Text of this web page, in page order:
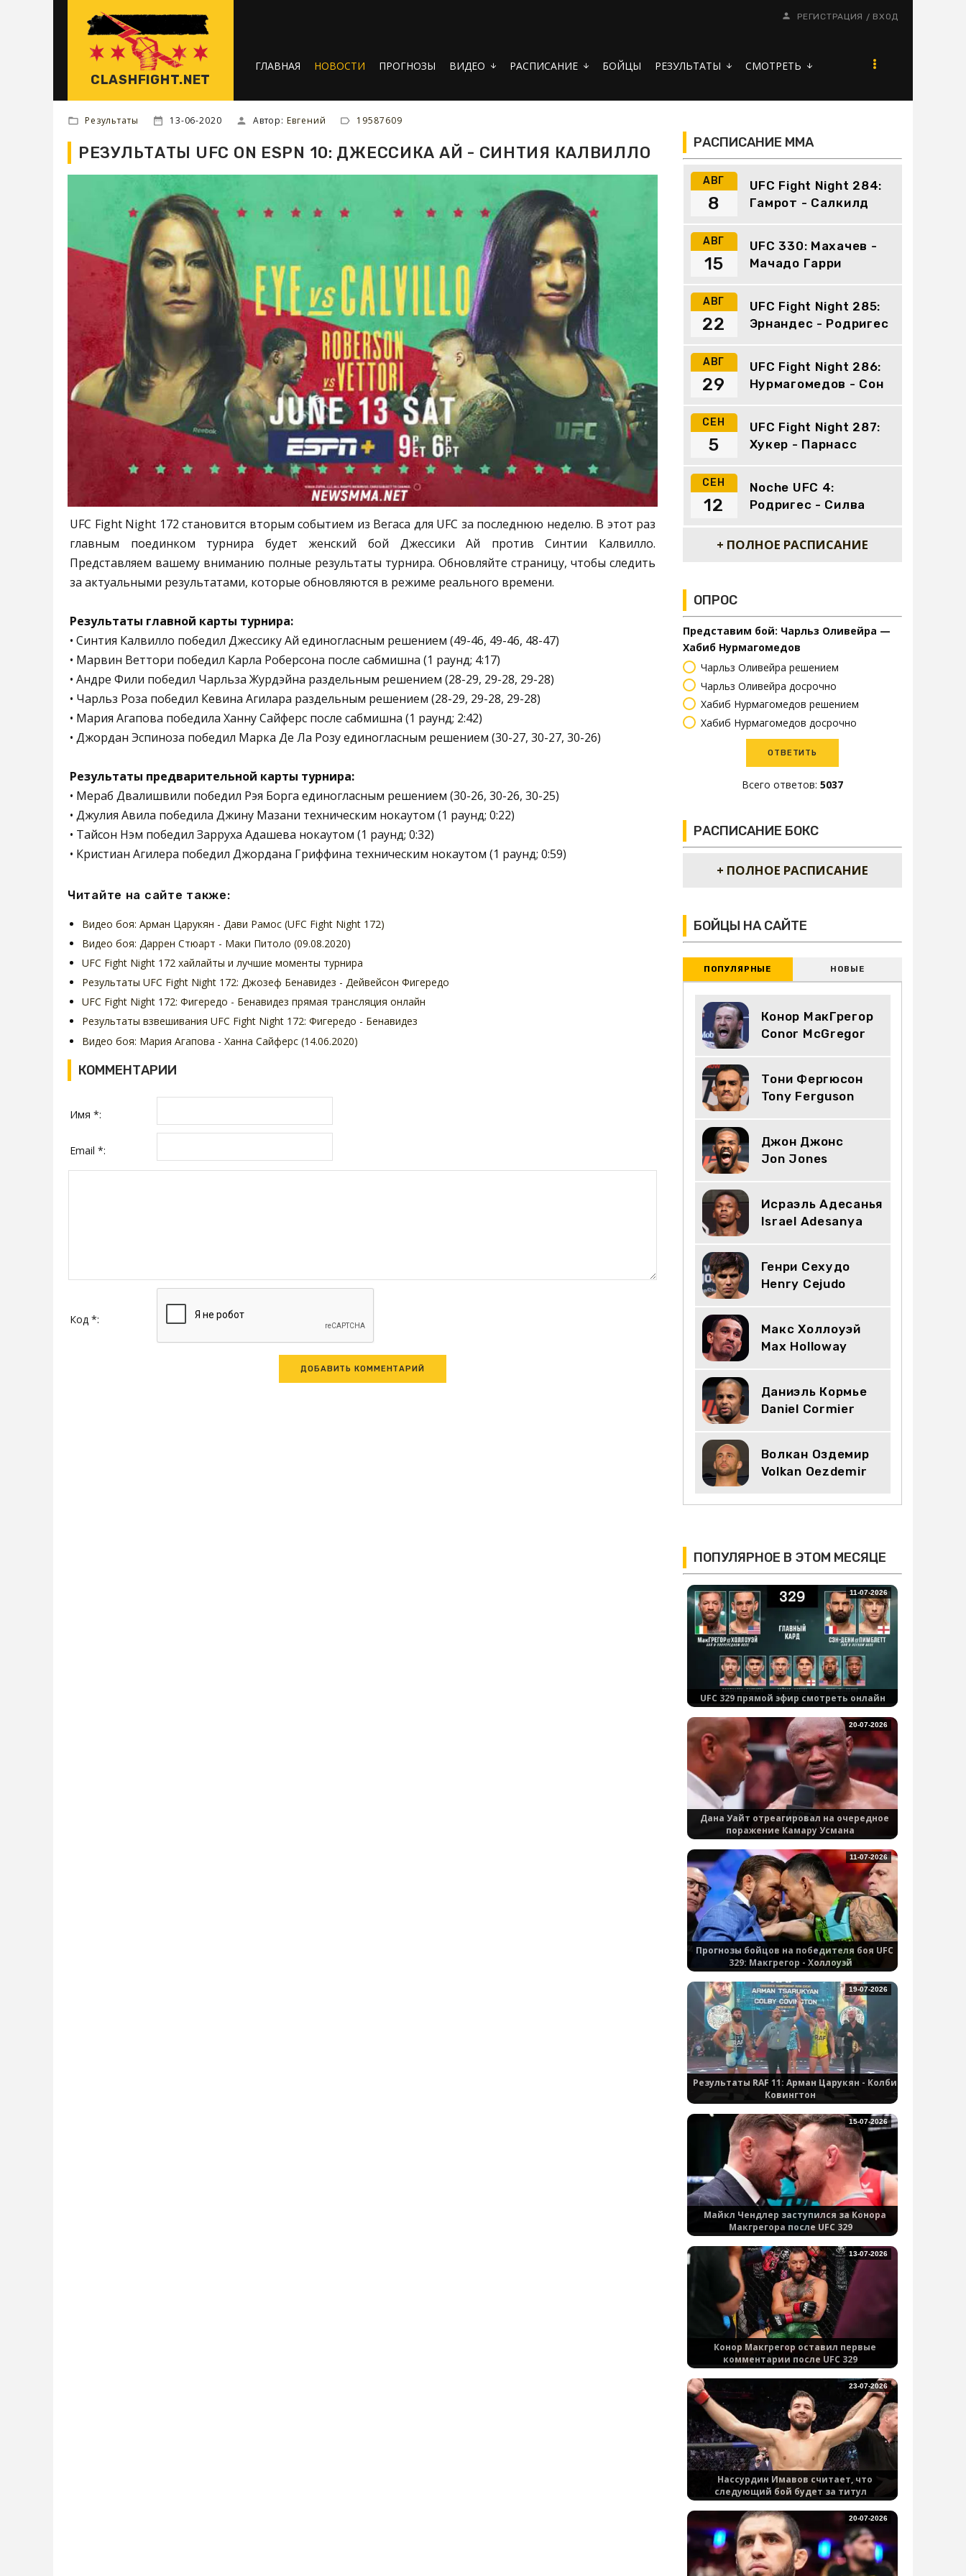
CLASHFIGHT.NET
РЕГИСТРАЦИЯ / ВХОД
ГЛАВНАЯ НОВОСТИ ПРОГНОЗЫ ВИДЕО arrow_downward РАСПИСАНИЕ arrow_downward БОЙЦЫ РЕЗУЛЬТАТЫ arrow_downward СМОТРЕТЬ arrow_downward
РАСПИСАНИЕ ММА
АВГ
UFC Fight Night 284:
Гамрот - Салкилд
8
АВГ
UFC 330: Махачев -
Мачадо Гарри
15
АВГ
UFC Fight Night 285:
Эрнандес - Родригес
22
АВГ
UFC Fight Night 286:
Нурмагомедов - Сон
29
СЕН
UFC Fight Night 287:
Хукер - Парнасс
5
СЕН
Noche UFC 4:
Родригес - Силва
12
+ ПОЛНОЕ РАСПИСАНИЕ
ОПРОС
Представим бой: Чарльз Оливейра —
Хабиб Нурмагомедов
Чарльз Оливейра решением
Чарльз Оливейра досрочно
Хабиб Нурмагомедов решением
Хабиб Нурмагомедов досрочно
Всего ответов:5037
РАСПИСАНИЕ БОКС
+ ПОЛНОЕ РАСПИСАНИЕ
БОЙЦЫ НА САЙТЕ
ПОПУЛЯРНЫЕ НОВЫЕ
Конор МакГрегор
Conor McGregor
Тони Фергюсон
Tony Ferguson
Джон Джонс
Jon Jones
Исраэль Адесанья
Israel Adesanya
Генри Сехудо
Henry Cejudo
Макс Холлоуэй
Max Holloway
Даниэль Кормье
Daniel Cormier
Волкан Оздемир
Volkan Oezdemir
ПОПУЛЯРНОЕ В ЭТОМ МЕСЯЦЕ
UFC 329 прямой эфир смотреть онлайн
11-07-2026
Дана Уайт отреагировал на очередное
поражение Камару Усмана
20-07-2026
Прогнозы бойцов на победителя боя UFC
329: Макгрегор - Холлоуэй
11-07-2026
Результаты RAF 11: Арман Царукян - Колби
Ковингтон
19-07-2026
Майкл Чендлер заступился за Конора
Макгрегора после UFC 329
15-07-2026
Конор Макгрегор оставил первые
комментарии после UFC 329
13-07-2026
Нассурдин Имавов считает, что
следующий бой будет за титул
23-07-2026
20-07-2026
Результаты 13-06-2020 Автор:Евгений 19587609
РЕЗУЛЬТАТЫ UFC ON ESPN 10: ДЖЕССИКА АЙ - СИНТИЯ КАЛВИЛЛО
UFC Fight Night 172 становится вторым событием из Вегаса для UFC за последнюю неделю. В этот раз
главным поединком турнира будет женский бой Джессики Ай против Синтии Калвилло.
Представляем вашему вниманию полные результаты турнира. Обновляйте страницу, чтобы следить
за актуальными результатами, которые обновляются в режиме реального времени.
Результаты главной карты турнира:
• Синтия Калвилло победил Джессику Ай единогласным решением (49-46, 49-46, 48-47)
• Марвин Веттори победил Карла Роберсона после сабмишна (1 раунд; 4:17)
• Андре Фили победил Чарльза Журдэйна раздельным решением (28-29, 29-28, 29-28)
• Чарльз Роза победил Кевина Агилара раздельным решением (28-29, 29-28, 29-28)
• Мария Агапова победила Ханну Сайферс после сабмишна (1 раунд; 2:42)
• Джордан Эспиноза победил Марка Де Ла Розу единогласным решением (30-27, 30-27, 30-26)
Результаты предварительной карты турнира:
• Мераб Двалишвили победил Рэя Борга единогласным решением (30-26, 30-26, 30-25)
• Джулия Авила победила Джину Мазани техническим нокаутом (1 раунд; 0:22)
• Тайсон Нэм победил Зарруха Адашева нокаутом (1 раунд; 0:32)
• Кристиан Агилера победил Джордана Гриффина техническим нокаутом (1 раунд; 0:59)
Читайте на сайте также:
Видео боя: Арман Царукян - Дави Рамос (UFC Fight Night 172)
Видео боя: Даррен Стюарт - Маки Питоло (09.08.2020)
UFC Fight Night 172 хайлайты и лучшие моменты турнира
Результаты UFC Fight Night 172: Джозеф Бенавидез - Дейвейсон Фигередо
UFC Fight Night 172: Фигередо - Бенавидез прямая трансляция онлайн
Результаты взвешивания UFC Fight Night 172: Фигередо - Бенавидез
Видео боя: Мария Агапова - Ханна Сайферс (14.06.2020)
КОММЕНТАРИИ
Имя *:
Email *:
Код *: